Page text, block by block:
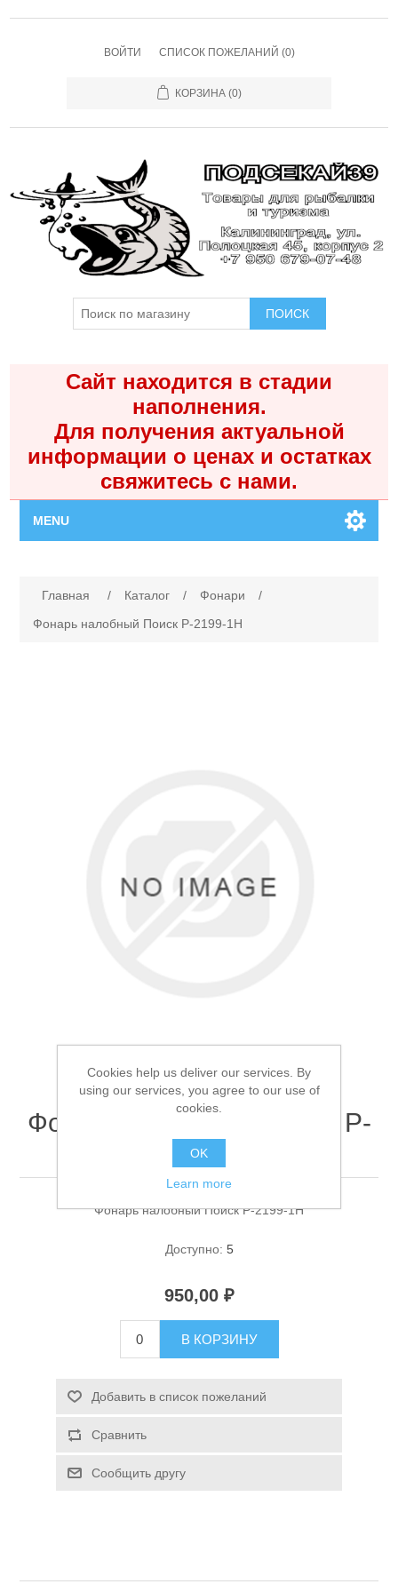
ВОЙТИ СПИСОК ПОЖЕЛАНИЙ (0)
КОРЗИНА (0)
ПОИСК
Сайт находится в стадии
наполнения.
Для получения актуальной
информации о ценах и остатках
свяжитесь с нами.
MENU
Каталог
Спасательные средства
Главная / Каталог / Фонари
/
Фонарь налобный Поиск P-2199-1H
Фонарь налобный Поиск P-
2199-1H
Фонарь налобный Поиск P-2199-1H
Доступно: 5
950,00 ₽
В КОРЗИНУ
Добавить в список пожеланий
Сравнить
Сообщить другу
Cookies help us deliver our services. By
using our services, you agree to our use of
cookies.
OK
Learn more